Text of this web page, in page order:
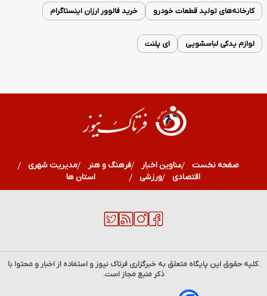
کارخانه‌های تولید قطعات خودرو خرید فالوور ارزان اینستاگرام
لوازم یدکی لباسشویی ای پلنت
صفحه نخست عناوین اخبار فرهنگ و هنر
مدیریت شهری
اقتصادی
ورزشی سلامت استان ها
.کلیه حقوق این پایگاه متعلق به خبرگزاریفرتاک نیوز و استفاده از اخبار و محتوا با
ذکر منبع مجاز است.